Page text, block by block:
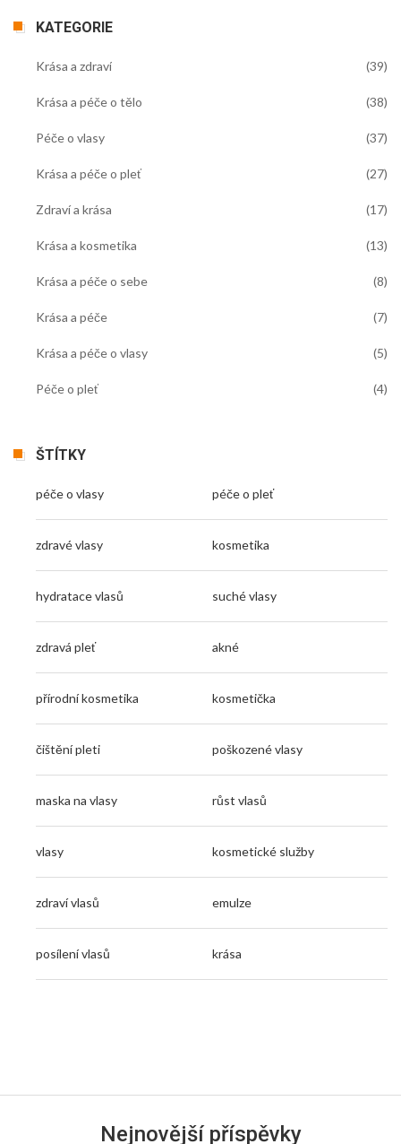
KATEGORIE
Krása a zdraví (39)
Krása a péče o tělo (38)
Péče o vlasy (37)
Krása a péče o pleť (27)
Zdraví a krása (17)
Krása a kosmetika (13)
Krása a péče o sebe (8)
Krása a péče (7)
Krása a péče o vlasy (5)
Péče o pleť (4)
ŠTÍTKY
péče o vlasy péče o pleť
zdravé vlasy kosmetika
hydratace vlasů suché vlasy
zdravá pleť akné
přírodní kosmetika kosmetička
čištění pleti poškozené vlasy
maska na vlasy růst vlasů
vlasy kosmetické služby
zdraví vlasů emulze
posílení vlasů krása
Nejnovější příspěvky